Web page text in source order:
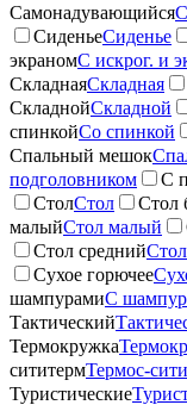
Самонадувающийся
СиденьеСиденье
экраномС искрог. и
СкладнаяСкладная
СкладнойСкладной
спинкойСо спинкой
Спальный мешок
подголовником
С
СтолСтол Стол
малыйСтол малый
Стол средний
Сухое горючее
шампурамиС
Тактический
Термокружка
сититермТермос-
Туристические